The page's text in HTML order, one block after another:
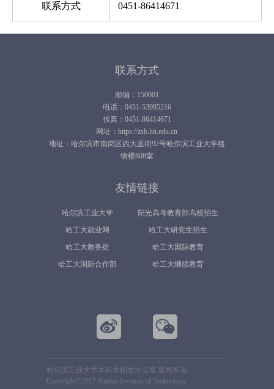
联系方式 0451-86414671
联系方式
邮编：150001
电话：0451-53985216
传真：0451-86414671
网址：https://zsb.hit.edu.cn
地址：哈尔滨市南岗区西大直街92号哈尔滨工业大学格
物楼808室
友情链接
哈尔滨工业大学 阳光高考教育部高校招生
平台
哈工大就业网
哈工大研究生招生
哈工大教务处
哈工大国际教育
哈工大国际合作部
哈工大继续教育
哈尔滨工业大学本科生招生办公室 版权所有
Copyright©2017 Harbin Institute of Technology